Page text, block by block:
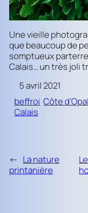
Une vieille
que beaucoup de
somptueux
Calais… un très joli
5 avril 2021
beffroi Côte
Calais
← La nature
printanière